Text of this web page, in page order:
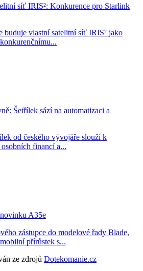
síť IRIS²: Konkurence pro Starlink
buduje vlastní satelitní síť IRIS² jako
Šetřílek sází na automatizaci a
od českého vývojáře slouží k
financí a...
A35e
zástupce do modelové řady Blade,
přírůstek s...
ze zdrojů Dotekomanie.cz